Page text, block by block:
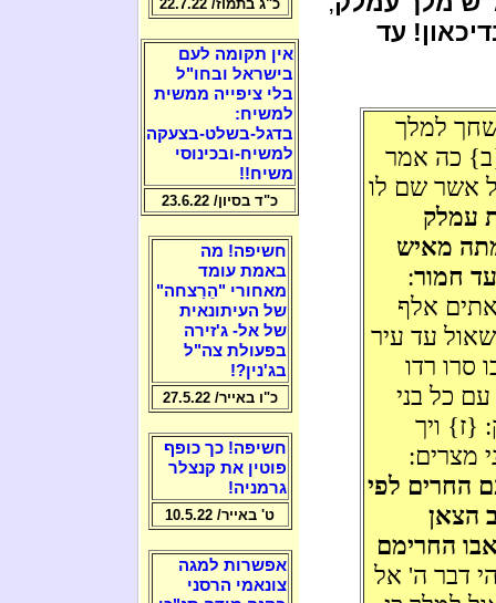
עד
למלך
כה אמר
אשר שם לו
עמלק
מאיש
חמור:
אלף
עד עיר
סרו רדו
כל בני
{ז} ויך
מצרים:
החרים לפי
הצאן
החרימם
דבר ה' אל
כ"ג בתמוז/ 22.7.22
אין תקומה לעם
בישראל ובחו"ל
בלי ציפייה ממשית
למשיח:
בדגל-בשלט-בצעקה
למשיח-ובכינוסי
משיח!!
כ"ד בסיון/ 23.6.22
חשיפה! מה
באמת עומד
מאחורי "הֵרַצחה"
של העיתונאית
של אל- ג'זירה
בפעולת צה"ל
בג'נין?!
כ"ו באייר/ 27.5.22
חשיפה! כך כופף
פוטין את קנצלר
גרמניה!
ט' באייר/ 10.5.22
אפשרות למגה
צונאמי הרסני